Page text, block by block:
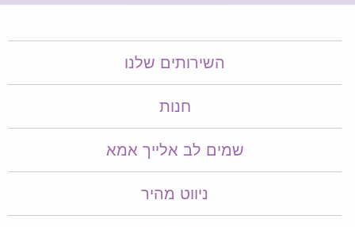
השירותים שלנו
חנות
שמים לב אלייך אמא​​
ניווט מהיר